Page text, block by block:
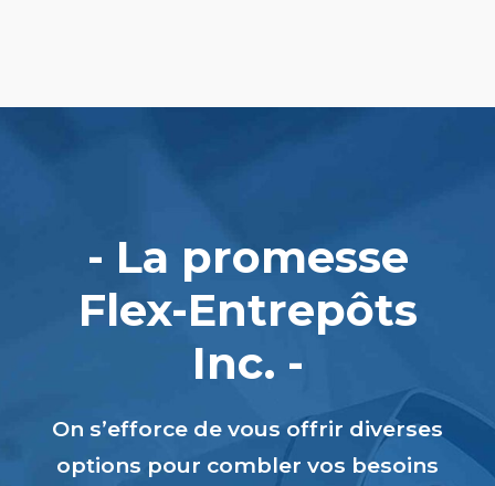
- La promesse
Flex-Entrepôts
Inc. -
On s’efforce de vous offrir diverses
options pour combler vos besoins